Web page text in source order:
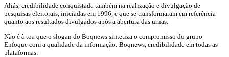
Aliás, credibilidade conquistada também na realização e divulgação de
pesquisas eleitorais, iniciadas em 1996, e que se transformaram em referência
quanto aos resultados divulgados após a abertura das urnas.
Não é à toa que o slogan do Boqnews sintetiza o compromisso do grupo
Enfoque com a qualidade da informação: Boqnews, credibilidade em todas as
plataformas.